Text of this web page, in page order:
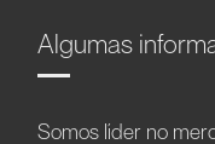
Algumas
Somos líder no